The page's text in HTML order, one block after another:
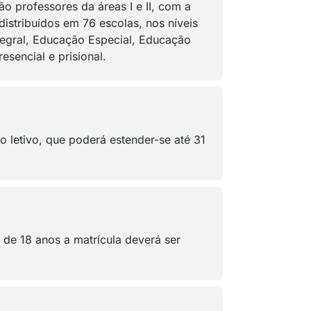
professores da áreas I e II, com a
em 76 escolas, nos níveis
Educação Especial, Educação
e prisional.
letivo, que poderá estender-se até 31
18 anos a matrícula deverá ser